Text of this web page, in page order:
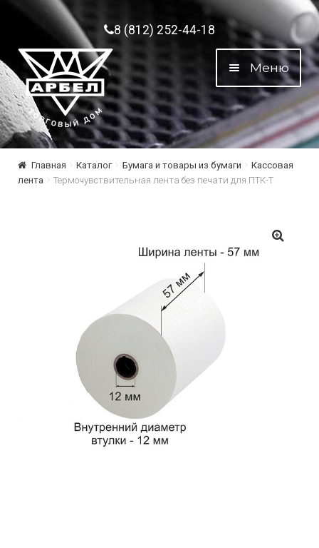
Перейти к навигации
Перейти к содержимому8 (812) 252-44-18
Меню
Главная Каталог Бумага и товары из бумаги
Кассовая
лента
Термочувствительная лента без печати для ПТК-Т